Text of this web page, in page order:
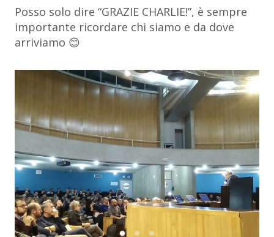
Posso solo dire “GRAZIE CHARLIE!”, è sempre
importante ricordare chi siamo e da dove
arriviamo 😊